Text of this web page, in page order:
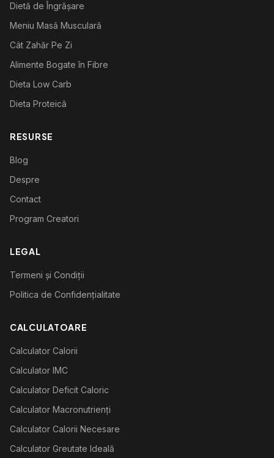
Dietă de Îngrășare
Meniu Masă Musculară
Cât Zahăr Pe Zi
Alimente Bogate în Fibre
Dieta Low Carb
Dieta Proteică
RESURSE
Blog
Despre
Contact
Program Creatori
LEGAL
Termeni și Condiții
Politica de Confidențialitate
CALCULATOARE
Calculator Calorii
Calculator IMC
Calculator Deficit Caloric
Calculator Macronutrienți
Calculator Calorii Necesare
Calculator Greutate Ideală